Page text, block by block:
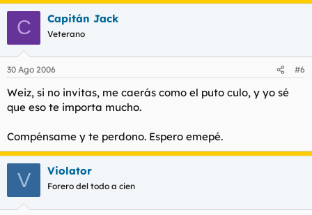
C Capitán Jack
Veterano
30 Ago 2006 #6
Weiz, si no invitas, me caerás como el puto culo, y yo sé
que eso te importa mucho.
Compénsame y te perdono. Espero emepé.
V Violator
Forero del todo a cien